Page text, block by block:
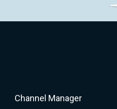
Channel Manager